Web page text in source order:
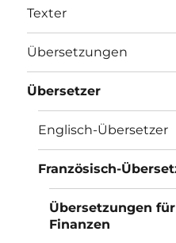
Texter
Übersetzungen
Übersetzer
Englisch-Übersetzer
Französisch-
Übersetzungen
Finanzen